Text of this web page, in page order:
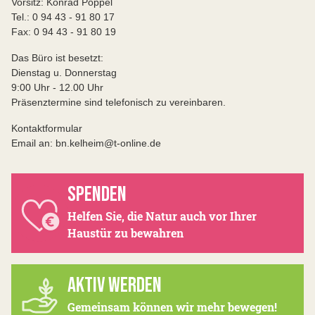
Tel.: 0 94 43 - 91 80 17
Fax: 0 94 43 - 91 80 19
Das Büro ist besetzt:
Dienstag u. Donnerstag
9:00 Uhr - 12.00 Uhr
Präsenztermine sind telefonisch zu vereinbaren.
Kontaktformular
Email an: bn.kelheim@t-online.de
SPENDEN
Helfen Sie, die Natur auch vor Ihrer
Haustür zu bewahren
AKTIV WERDEN
Gemeinsam können wir mehr bewegen!